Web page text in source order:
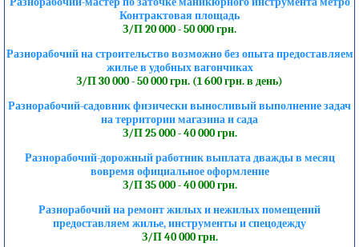
Контрактовая площадь
З/П 20 000 - 50 000 грн.
Разнорабочий на строительство возможно без опыта предоставляем
жилье в удобных вагончиках
З/П 30 000 - 50 000 грн. (1 600 грн. в день)
Разнорабочий-садовник физически выносливый выполнение задач
на территории магазина и сада
З/П 25 000 - 40 000 грн.
Разнорабочий-дорожный работник выплата дважды в месяц
вовремя официальное оформление
З/П 35 000 - 40 000 грн.
Разнорабочий на ремонт жилых и нежилых помещений
предоставляем жилье, инструменты и спецодежду
З/П 40 000 грн.